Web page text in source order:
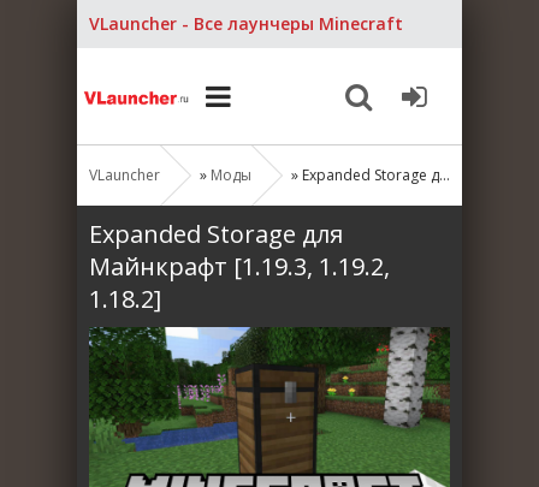
VLauncher - Все лаунчеры Minecraft
VLauncher » Моды » Expanded Storage для Майнкрафт [1.19.3, 1.19.2, 1.18.2]
Expanded Storage для
Майнкрафт [1.19.3, 1.19.2,
1.18.2]